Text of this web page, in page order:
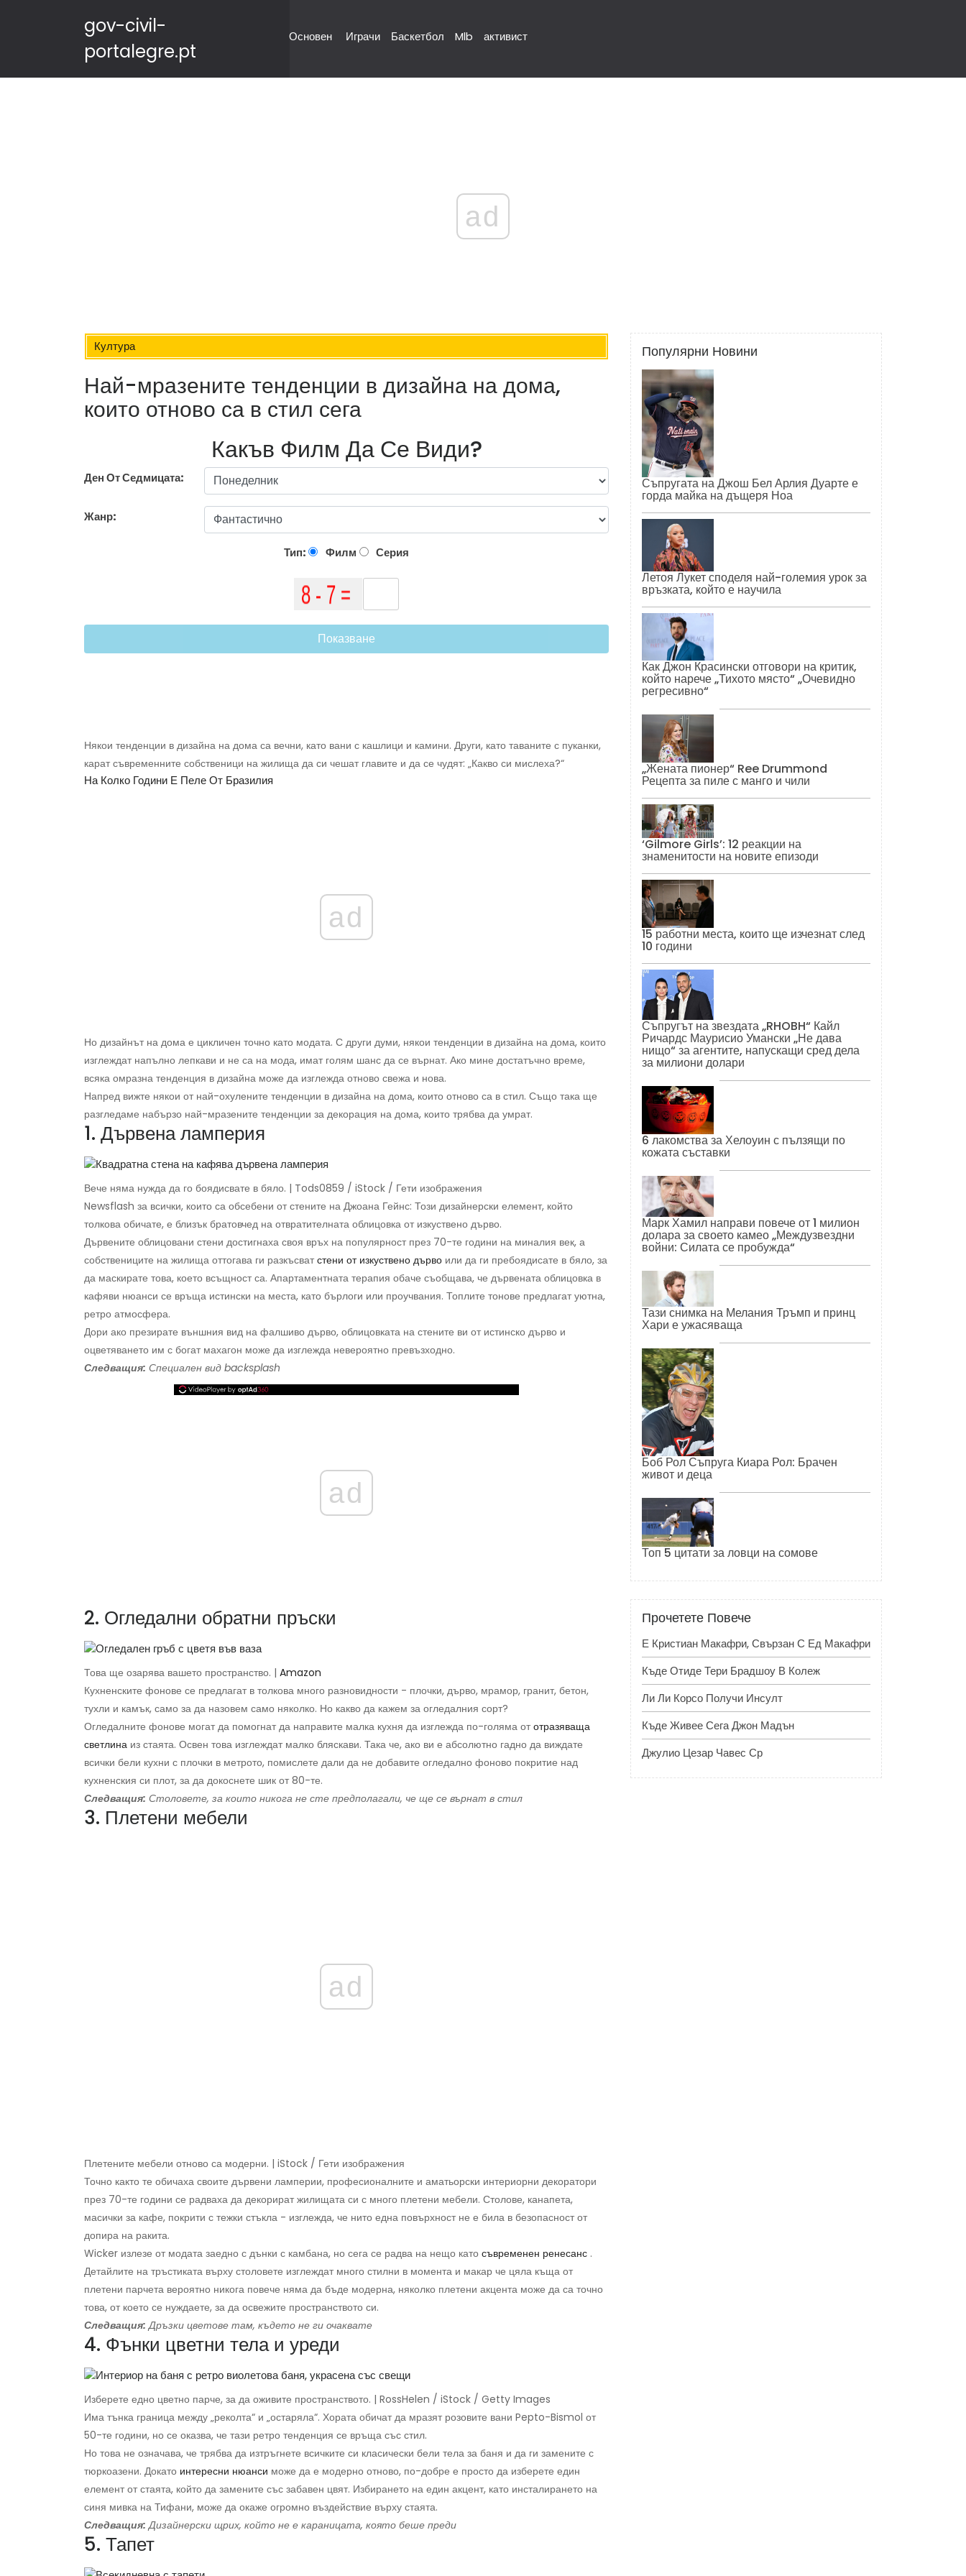
gov-civil-
portalegre.pt
Основен Играчи Баскетбол Mlb активист
ad
Култура
Най-мразените тенденции в дизайна на дома,
които отново са в стил сега
Какъв Филм Да Се Види?
Ден От Седмицата:
Жанр:
Тип: Филм Серия
Показване
Някои тенденции в дизайна на дома са вечни, като вани с кашлици и камини. Други, като таваните с пуканки,
карат съвременните собственици на жилища да си чешат главите и да се чудят: „Какво си мислеха?“
На Колко Години Е Пеле От Бразилия
ad
Но дизайнът на дома е цикличен точно като модата. С други думи, някои тенденции в дизайна на дома, които
изглеждат напълно лепкави и не са на мода, имат голям шанс да се върнат. Ако мине достатъчно време,
всяка омразна тенденция в дизайна може да изглежда отново свежа и нова.
Напред вижте някои от най-охулените тенденции в дизайна на дома, които отново са в стил. Също така ще
разгледаме набързо най-мразените тенденции за декорация на дома, които трябва да умрат.
1. Дървена ламперия
Вече няма нужда да го боядисвате в бяло. | Tods0859 / iStock / Гети изображения
Newsflash за всички, които са обсебени от стените на Джоана Гейнс: Този дизайнерски елемент, който
толкова обичате, е близък братовчед на отвратителната облицовка от изкуствено дърво.
Дървените облицовани стени достигнаха своя връх на популярност през 70-те години на миналия век, а
собствениците на жилища оттогава ги разкъсватстени от изкуствено дърво или да ги пребоядисате в бяло, за
да маскирате това, което всъщност са. Апартаментната терапия обаче съобщава, че дървената облицовка в
кафяви нюанси се връща истински на места, като бърлоги или проучвания. Топлите тонове предлагат уютна,
ретро атмосфера.
Дори ако презирате външния вид на фалшиво дърво, облицовката на стените ви от истинско дърво и
оцветяването им с богат махагон може да изглежда невероятно превъзходно.
Следващия: Специален вид backsplash
ad
2. Огледални обратни пръски
Това ще озарява вашето пространство. | Amazon
Кухненските фонове се предлагат в толкова много разновидности - плочки, дърво, мрамор, гранит, бетон,
тухли и камък, само за да назовем само няколко. Но какво да кажем за огледалния сорт?
Огледалните фонове могат да помогнат да направите малка кухня да изглежда по-голяма ототразяваща
светлина из стаята. Освен това изглеждат малко бляскави. Така че, ако ви е абсолютно гадно да виждате
всички бели кухни с плочки в метрото, помислете дали да не добавите огледално фоново покритие над
кухненския си плот, за да докоснете шик от 80-те.
Следващия: Столовете, за които никога не сте предполагали, че ще се върнат в стил
3. Плетени мебели
ad
Плетените мебели отново са модерни. | iStock / Гети изображения
Точно както те обичаха своите дървени ламперии, професионалните и аматьорски интериорни декоратори
през 70-те години се радваха да декорират жилищата си с много плетени мебели. Столове, канапета,
масички за кафе, покрити с тежки стъкла - изглежда, че нито една повърхност не е била в безопасност от
допира на ракита.
Wicker излезе от модата заедно с дънки с камбана, но сега се радва на нещо като съвременен ренесанс .
Детайлите на тръстиката върху столовете изглеждат много стилни в момента и макар че цяла къща от
плетени парчета вероятно никога повече няма да бъде модерна, няколко плетени акцента може да са точно
това, от което се нуждаете, за да освежите пространството си.
Следващия: Дръзки цветове там, където не ги очаквате
4. Фънки цветни тела и уреди
Изберете едно цветно парче, за да оживите пространството. | RossHelen / iStock / Getty Images
Има тънка граница между „реколта“ и „остаряла“. Хората обичат да мразят розовите вани Pepto-Bismol от
50-те години, но се оказва, че тази ретро тенденция се връща със стил.
Но това не означава, че трябва да изтръгнете всичките си класически бели тела за баня и да ги замените с
тюркоазени. Докато интересни нюанси може да е модерно отново, по-добре е просто да изберете един
елемент от стаята, който да замените със забавен цвят. Избирането на един акцент, като инсталирането на
синя мивка на Тифани, може да окаже огромно въздействие върху стаята.
Следващия: Дизайнерски щрих, който не е караницата, която беше преди
5. Тапет
Популярни Новини
Съпругата на Джош Бел Арлия Дуарте е
горда майка на дъщеря Ноа
Летоя Лукет споделя най-големия урок за
връзката, който е научила
Как Джон Красински отговори на критик,
който нарече „Тихото място“ „Очевидно
регресивно“
„Жената пионер“ Ree Drummond
Рецепта за пиле с манго и чили
‘Gilmore Girls’: 12 реакции на
знаменитости на новите епизоди
15 работни места, които ще изчезнат след
10 години
Съпругът на звездата „RHOBH“ Кайл
Ричардс Маурисио Умански „Не дава
нищо“ за агентите, напускащи сред дела
за милиони долари
6 лакомства за Хелоуин с пълзящи по
кожата съставки
Марк Хамил направи повече от 1 милион
долара за своето камео „Междузвездни
войни: Силата се пробужда“
Тази снимка на Мелания Тръмп и принц
Хари е ужасяваща
Боб Рол Съпруга Киара Рол: Брачен
живот и деца
Топ 5 цитати за ловци на сомове
Прочетете Повече
Е Кристиан Макафри, Свързан С Ед Макафри
Къде Отиде Тери Брадшоу В Колеж
Ли Ли Корсо Получи Инсулт
Къде Живее Сега Джон Мадън
Джулио Цезар Чавес Ср